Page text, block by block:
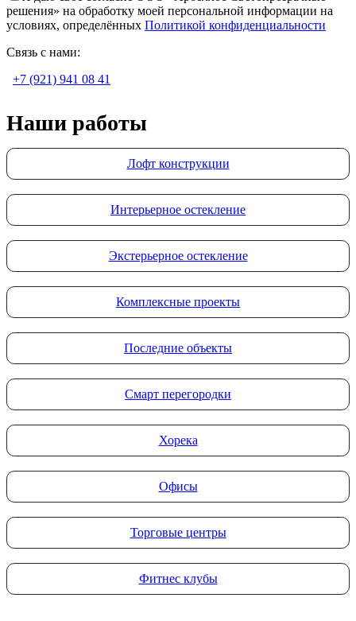
решения» на обработку моей персональной информации на
условиях, определённых Политикой конфиденциальности
Связь с нами:
+7 (921) 941 08 41
Наши работы
Лофт конструкции
Интерьерное остекление
Экстерьерное остекление
Комплексные проекты
Последние объекты
Смарт перегородки
Хорека
Офисы
Торговые центры
Фитнес клубы